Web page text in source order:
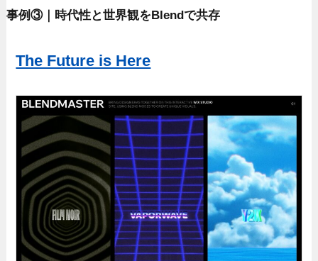
事例③｜時代性と世界観をBlendで共存
The Future is Here